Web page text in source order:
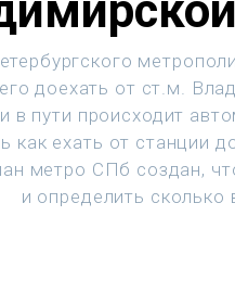
доехать от ст.м.
в пути происходит
как ехать от станции
метро СПб создан,
и определить сколько